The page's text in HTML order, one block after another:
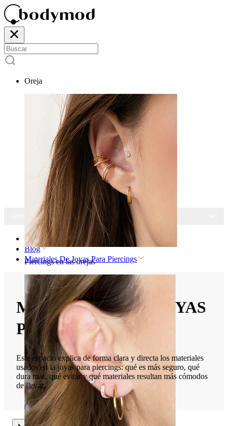
Oreja
Piercings en las orejas
-15% EN TODAS LAS JOYAS
Inicio
Blog
Materiales De Joyas Para Piercings
MATERIALES DE JOYAS
PARA PIERCINGS
Este espacio explica de forma clara y directa los materiales
usados en la joyas para piercings: qué es más seguro, qué
dura más, qué evitar y qué materiales resultan más cómodos
de llevar.